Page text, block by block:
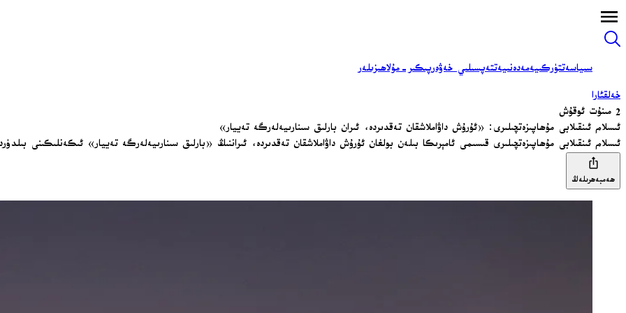
سىياسەتتۈركىيەمەدەنىيەتتەپسىلىي خەۋەرپىكىر-مۇلاھىزىلەر
خەلقئارا
2 مىنۇت ئوقۇش
ئىسلام ئىنقىلابى مۇھاپىزەتچىلىرى: «ئۇرۇش داۋاملاشقان تەقدىردە، ئىران بارلىق سىنارىيەلەرگە تەييار»
ئىسلام ئىنقىلابى مۇھاپىزەتچىلىرى قىسىمى ئامېرىكا بىلەن بولغان ئۇرۇش داۋاملاشقان تەقدىردە، ئىراننىڭ «بارلىق سىنارىيەلەرگە تەييار» ئىكەنلىكىنى
ھەمبەھرىلەڭ